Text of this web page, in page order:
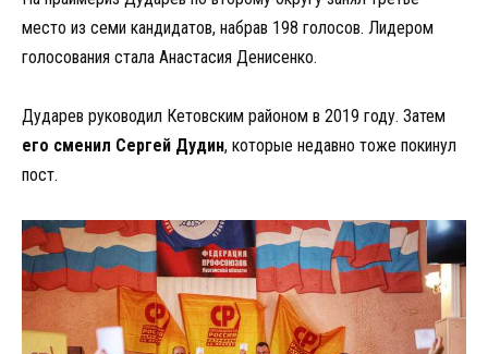
место из семи кандидатов, набрав 198 голосов. Лидером
голосования стала Анастасия Денисенко.
Дударев руководил Кетовским районом в 2019 году. Затем
его сменил Сергей Дудин, которые недавно тоже покинул
пост.